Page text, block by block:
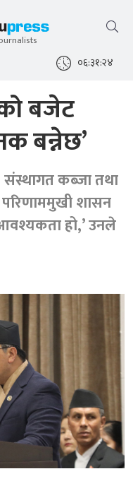
०६:३१:२५
बजेट
बन्नेछ’
संस्थागत कब्जा तथा
परिणाममुखी शासन
आवश्यकता हो,’ उनले